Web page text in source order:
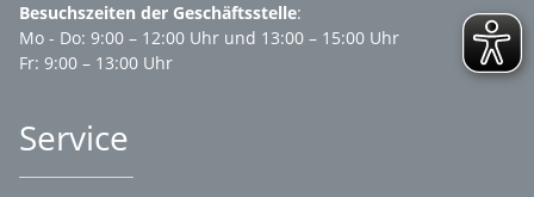
Besuchszeiten der Geschäftsstelle:
Mo - Do: 9:00 – 12:00 Uhr und 13:00 – 15:00 Uhr
Fr: 9:00 – 13:00 Uhr
Service